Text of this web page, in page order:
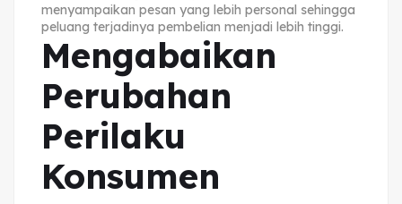
menyampaikan pesan yang lebih personal sehingga
peluang terjadinya pembelian menjadi lebih tinggi.
Mengabaikan
Perubahan
Perilaku
Konsumen